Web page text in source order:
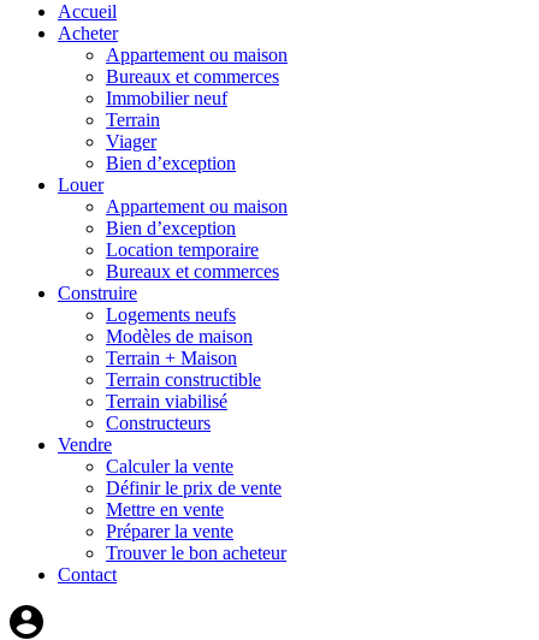
Accueil
Acheter
Appartement ou maison
Bureaux et commerces
Immobilier neuf
Terrain
Viager
Bien d’exception
Louer
Appartement ou maison
Bien d’exception
Location temporaire
Bureaux et commerces
Construire
Logements neufs
Modèles de maison
Terrain + Maison
Terrain constructible
Terrain viabilisé
Constructeurs
Vendre
Calculer la vente
Définir le prix de vente
Mettre en vente
Préparer la vente
Trouver le bon acheteur
Contact